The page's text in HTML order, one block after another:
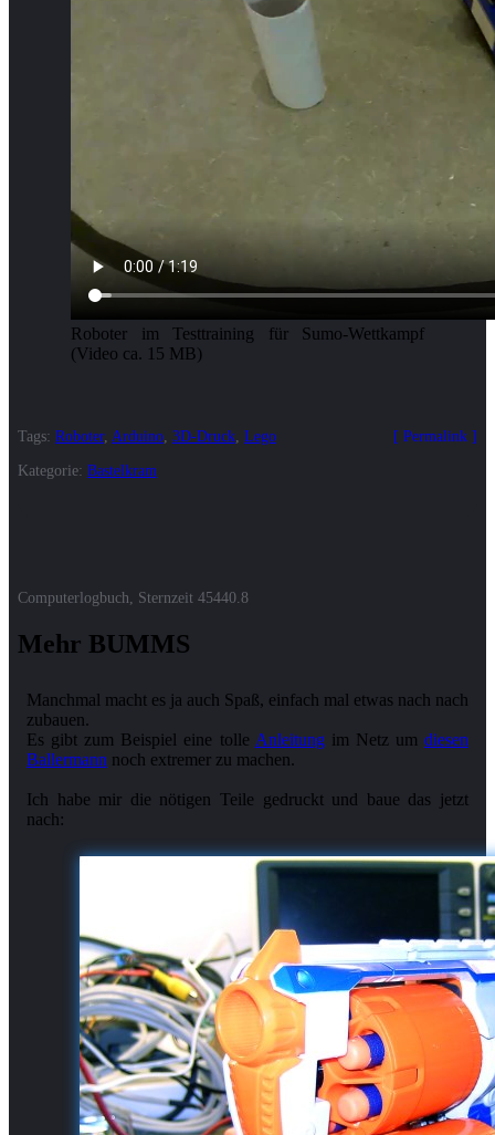
Roboter im Testtraining für Sumo-Wettkampf
(Video ca. 15 MB)
Permalink
Tags: Roboter, Arduino 3D-Druck Lego
Kategorie: Bastelkram
Computerlogbuch, Sternzeit 45440.8
Mehr BUMMS
Manchmal macht es ja auch Spaß, einfach mal etwas nach nach
zubauen.
Es gibt zum Beispiel eine tolle Anleitungim Netz umdiesen
Ballermann noch extremer zu machen.
Ich habe mir die nötigen Teile gedruckt und baue das jetzt